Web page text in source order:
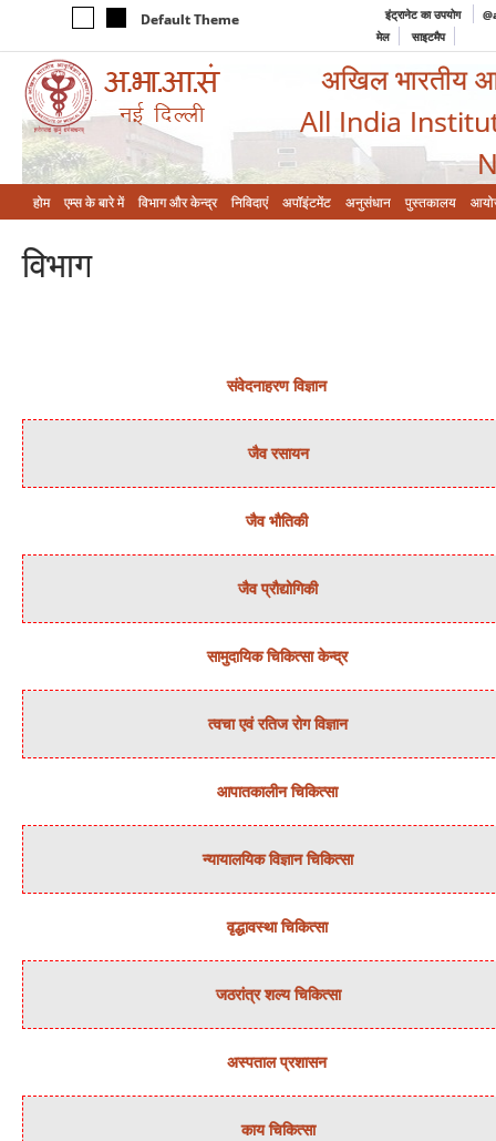
Default Theme इंट्रानेट का उपयोग
मेल
साइटमैप
अखिल भारतीय
All India
होम एम्‍स के बारे में विभाग और केन्‍द्र निविदाएं अपॉइंटमेंट अनुसंधान पुस्तकालय
विभाग
संवेदनाहरण विज्ञान
जैव रसायन
जैव भौतिकी
जैव प्रौद्योगिकी
सामुदायिक चिकित्‍सा केन्‍द्र
त्‍वचा एवं रतिज रोग विज्ञान
आपातकालीन चिकित्सा
न्‍यायालयिक विज्ञान चिकित्‍सा
वृद्धावस्था चिकित्सा
जठरांत्र शल्‍य चिकित्‍सा
अस्‍पताल प्रशासन
काय चिकित्‍सा